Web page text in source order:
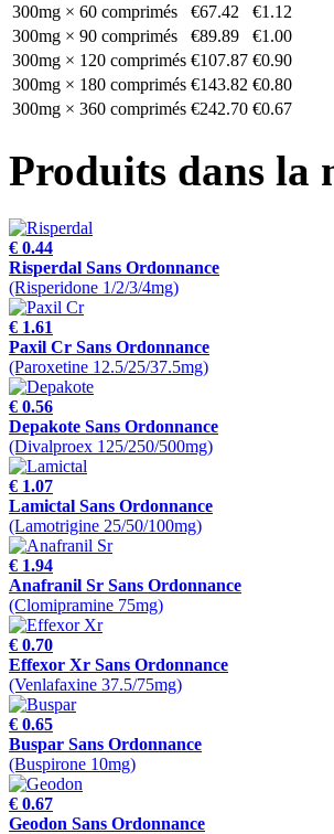
300mg × 60 comprimés
€67.42 €1.12
300mg × 90 comprimés
€89.89 €1.00
300mg × 120 comprimés €107.87 €0.90
300mg × 180 comprimés €143.82 €0.80
300mg × 360 comprimés €242.70 €0.67
Produits dans la
€ 0.44
Risperdal Sans Ordonnance
(Risperidone 1/2/3/4mg)
€ 1.61
Paxil Cr Sans Ordonnance
(Paroxetine 12.5/25/37.5mg)
€ 0.56
Depakote Sans Ordonnance
(Divalproex 125/250/500mg)
€ 1.07
Lamictal Sans Ordonnance
(Lamotrigine 25/50/100mg)
€ 1.94
Anafranil Sr Sans Ordonnance
(Clomipramine 75mg)
€ 0.70
Effexor Xr Sans Ordonnance
(Venlafaxine 37.5/75mg)
€ 0.65
Buspar Sans Ordonnance
(Buspirone 10mg)
€ 0.67
Geodon Sans Ordonnance